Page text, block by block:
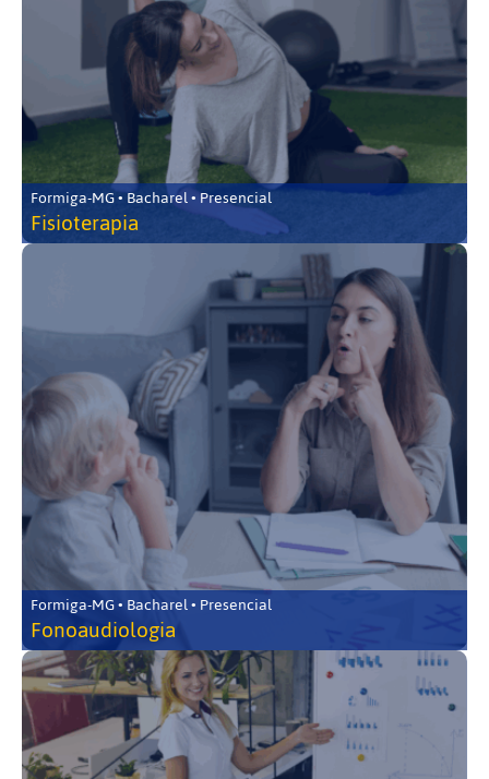
Formiga-MG • Bacharel • Presencial
Fisioterapia
Formiga-MG • Bacharel • Presencial
Fonoaudiologia